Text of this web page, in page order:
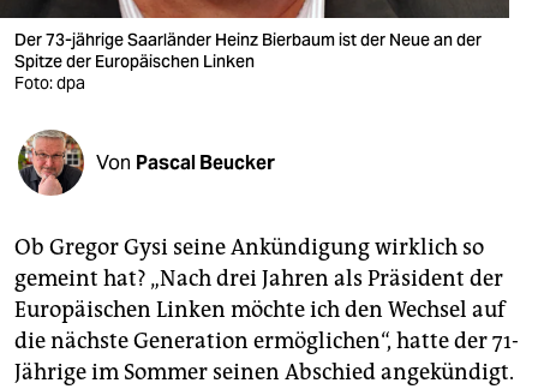
verlag
veranstaltungen
fragen & hilfe
abo
genossenschaft
epaper login
Der 73-jährige Saarländer Heinz Bierbaum ist der Neue an der
Spitze der Europäischen Linken
Foto: dpa
Von Pascal Beucker
Ob Gregor Gysi seine Ankündigung wirklich so
gemeint hat? „Nach drei Jahren als Präsident der
Europäischen Linken möchte ich den Wechsel auf
die nächste Generation ermöglichen“, hatte der 71-
Jährige im Sommer seinen Abschied angekündigt.